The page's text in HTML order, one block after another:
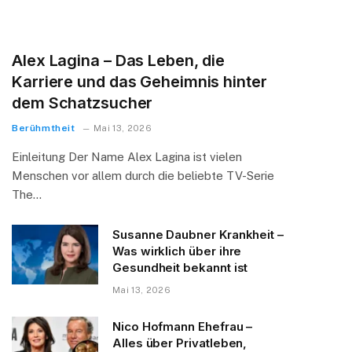
Alex Lagina – Das Leben, die
Karriere und das Geheimnis hinter
dem Schatzsucher
Berühmtheit Mai 13, 2026
Einleitung Der Name Alex Lagina ist vielen
Menschen vor allem durch die beliebte TV-Serie
The…
Susanne Daubner Krankheit –
Was wirklich über ihre
Gesundheit bekannt ist
Mai 13, 2026
Nico Hofmann Ehefrau –
Alles über Privatleben,